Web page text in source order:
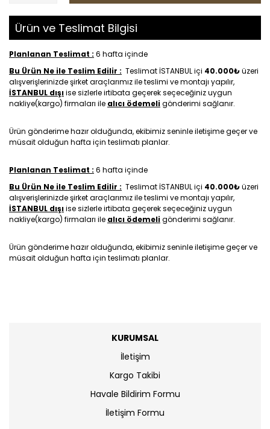
Ürün ve Teslimat Bilgisi
Planlanan Teslimat : 6 hafta içinde
Bu Ürün Ne ile Teslim Edilir : Teslimat İSTANBUL içi 40.000₺üzeri
alışverişlerinizde şirket araçlarımız ile teslimi ve montajı yapılır,
İSTANBUL dışıise sizlerle irtibata geçerek seçeceğiniz uygun
nakliye(kargo) firmaları ile alıcı ödemeligönderimi sağlanır.
Ürün gönderime hazır olduğunda, ekibimiz seninle iletişime geçer ve
müsait olduğun hafta için teslimatı planlar.
Planlanan Teslimat : 6 hafta içinde
Bu Ürün Ne ile Teslim Edilir : Teslimat İSTANBUL içi 40.000₺üzeri
alışverişlerinizde şirket araçlarımız ile teslimi ve montajı yapılır,
İSTANBUL dışıise sizlerle irtibata geçerek seçeceğiniz uygun
nakliye(kargo) firmaları ile alıcı ödemeligönderimi sağlanır.
Ürün gönderime hazır olduğunda, ekibimiz seninle iletişime geçer ve
müsait olduğun hafta için teslimatı planlar.
KURUMSAL
İletişim
Kargo Takibi
Havale Bildirim Formu
İletişim Formu